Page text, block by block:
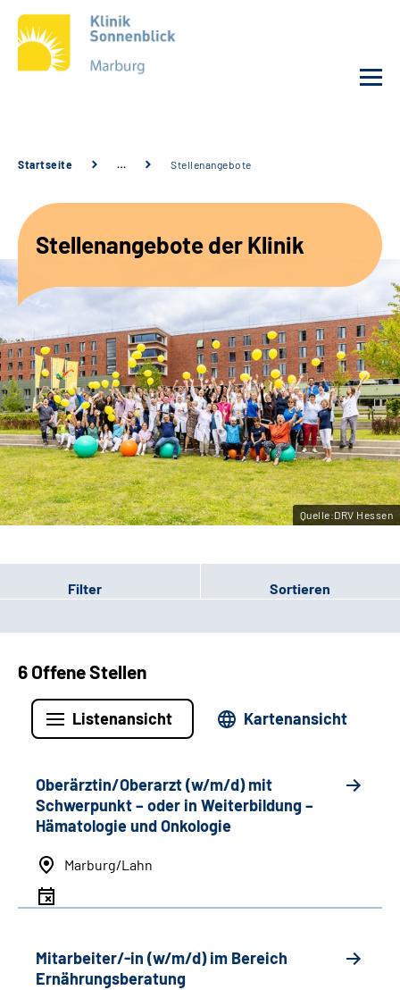
Service
Karriere
Sozialdienste & Zuweisende
Suche
Leichte Sprache
Gebärdensprache
Startseite … Stellenangebote
Stellenangebote der Klinik
Quelle:DRV Hessen
Filter Sortieren
6 Offene Stellen
Listenansicht Kartenansicht
Oberärztin/Oberarzt (w/m/d) mit
Schwerpunkt– oder in Weiterbildung–
Hämatologie und Onkologie
Marburg/Lahn
Mitarbeiter/-in (w/m/d) im Bereich
Ernährungsberatung